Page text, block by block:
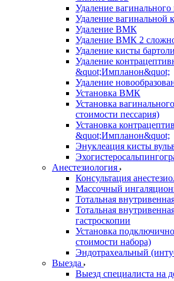
Удаление вагинального
Удаление вагинальной
Удаление ВМК
Удаление ВМК 2
Удаление кисты
Удаление
&quot;Импланон&quot;
Удаление
Установка ВМК
Установка
стоимости пессария)
Установка
&quot;Импланон&quot;
Энуклеация кисты
Анестезиология
Консультация
Массочный
Тотальная
Тотальная
гастроскопии
Установка
стоимости набора)
Эндотрахеальный
Выезда
Выезд специалиста на